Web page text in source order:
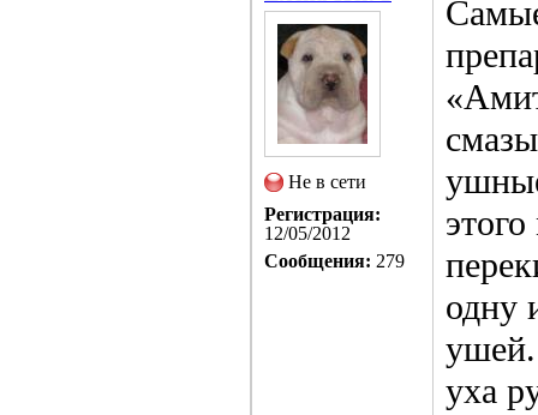
Не в сети
Регистрация:
12/05/2012
Сообщения: 279
одну
ушей.
уха